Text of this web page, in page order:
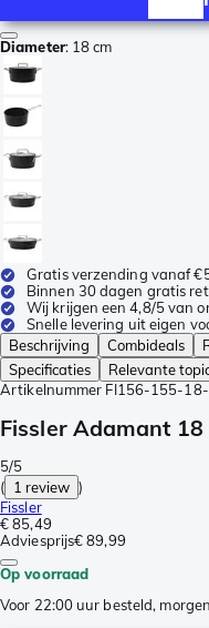
Diameter: 18 cm
Gratis verzending vanaf
Binnen 30 dagen gratis
Wij krijgen een 4,8/5 van
Snelle levering uit eigen
Beschrijving
Combideals
Specificaties
Relevante
Artikelnummer FI156-155-
Fissler Adamant
5/5
( 1 review )
Fissler
€ 85,49
Adviesprijs€ 89,99
Op voorraad
Voor 22:00 uur besteld,